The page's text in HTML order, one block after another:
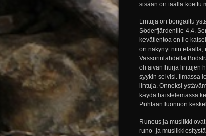
sisään on täällä koettu
Lintuja on bongailtu
Söderfjärdenille 4.4.
kevätlentoa on ilo
on näkynyt niin etäällä,
Vassorinlahdella
oli aivan hurja lintujen
syykin selvisi. Ilmassa
lintuja. Onneksi
käydä haistelemassa
Puhtaan luonnon
Runous ja musiikki
runo- ja